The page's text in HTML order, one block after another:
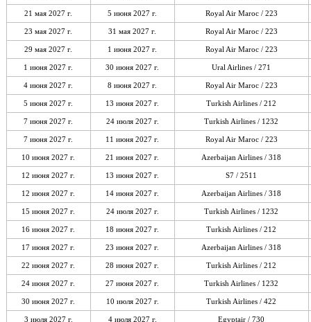
21 мая 2027 г. 5 июня 2027 г. Royal Air Maroc / 223
23 мая 2027 г. 31 мая 2027 г. Royal Air Maroc / 223
29 мая 2027 г. 1 июня 2027 г. Royal Air Maroc / 223
1 июня 2027 г. 30 июня 2027 г. Ural Airlines / 271
4 июня 2027 г. 8 июня 2027 г. Royal Air Maroc / 223
5 июня 2027 г. 13 июня 2027 г. Turkish Airlines / 212
7 июня 2027 г. 24 июля 2027 г. Turkish Airlines / 1232
7 июня 2027 г. 11 июня 2027 г. Royal Air Maroc / 223
10 июня 2027 г. 21 июня 2027 г. Azerbaijan Airlines / 318
12 июня 2027 г. 13 июня 2027 г. S7 / 2511
12 июня 2027 г. 14 июня 2027 г. Azerbaijan Airlines / 318
15 июня 2027 г. 24 июля 2027 г. Turkish Airlines / 1232
16 июня 2027 г. 18 июня 2027 г. Turkish Airlines / 212
17 июня 2027 г. 23 июня 2027 г. Azerbaijan Airlines / 318
22 июня 2027 г. 28 июня 2027 г. Turkish Airlines / 212
24 июня 2027 г. 27 июня 2027 г. Turkish Airlines / 1232
30 июня 2027 г. 10 июля 2027 г. Turkish Airlines / 422
3 июля 2027 г. 4 июля 2027 г. Egyptair / 730